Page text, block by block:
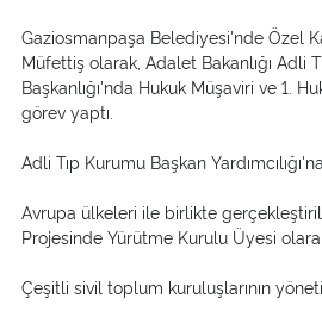
Gaziosmanpaşa Belediyesi'nde Özel
Müfettiş olarak, Adalet Bakanlığı Adli
Başkanlığı'nda Hukuk Müşaviri ve 1.
görev yaptı.
Adli Tıp Kurumu Başkan
Avrupa ülkeleri ile birlikte
Projesinde Yürütme Kurulu Üyesi
Çeşitli sivil toplum kuruluşlarının